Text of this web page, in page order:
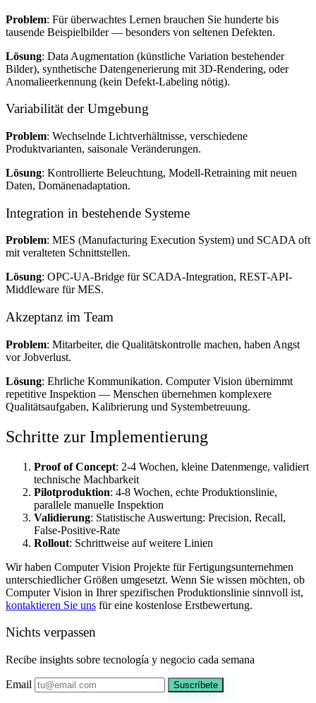
Problem: Für überwachtes Lernen brauchen Sie hunderte bis
tausende Beispielbilder — besonders von seltenen Defekten.
Lösung: Data Augmentation (künstliche Variation bestehender
Bilder), synthetische Datengenerierung mit 3D-Rendering, oder
Anomalieerkennung (kein Defekt-Labeling nötig).
Variabilität der Umgebung
Problem: Wechselnde Lichtverhältnisse, verschiedene
Produktvarianten, saisonale Veränderungen.
Lösung: Kontrollierte Beleuchtung, Modell-Retraining mit neuen
Daten, Domänenadaptation.
Integration in bestehende Systeme
Problem: MES (Manufacturing Execution System) und SCADA oft
mit veralteten Schnittstellen.
Lösung: OPC-UA-Bridge für SCADA-Integration, REST-API-
Middleware für MES.
Akzeptanz im Team
Problem: Mitarbeiter, die Qualitätskontrolle machen, haben Angst
vor Jobverlust.
Lösung: Ehrliche Kommunikation. Computer Vision übernimmt
repetitive Inspektion — Menschen übernehmen komplexere
Qualitätsaufgaben, Kalibrierung und Systembetreuung.
Schritte zur Implementierung
Proof of Concept: 2-4 Wochen, kleine Datenmenge, validiert
technische Machbarkeit
Pilotproduktion: 4-8 Wochen, echte Produktionslinie,
parallele manuelle Inspektion
Validierung: Statistische Auswertung: Precision, Recall,
False-Positive-Rate
Rollout: Schrittweise auf weitere Linien
Wir haben Computer Vision Projekte für Fertigungsunternehmen
unterschiedlicher Größen umgesetzt. Wenn Sie wissen möchten, ob
Computer Vision in Ihrer spezifischen Produktionslinie sinnvoll ist,
kontaktieren Sie uns für eine kostenlose Erstbewertung.
Nichts verpassen
Recibe insights sobre tecnología y negocio cada semana
Email Suscríbete